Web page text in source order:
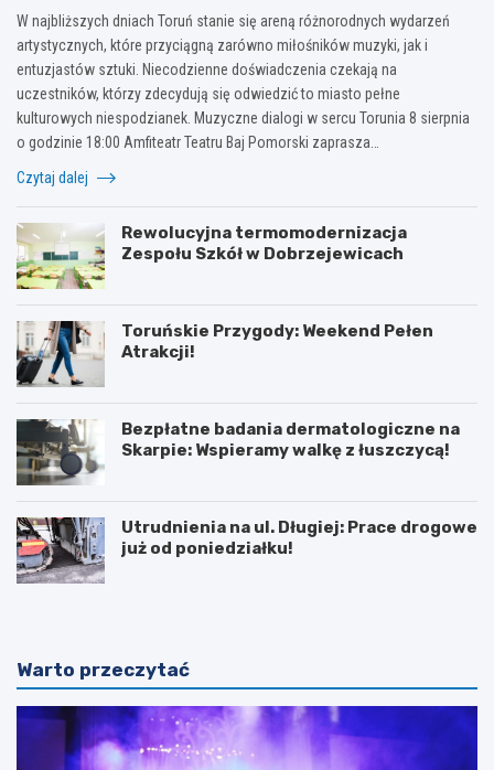
W najbliższych dniach Toruń stanie się areną różnorodnych wydarzeń
artystycznych, które przyciągną zarówno miłośników muzyki, jak i
entuzjastów sztuki. Niecodzienne doświadczenia czekają na
uczestników, którzy zdecydują się odwiedzić to miasto pełne
kulturowych niespodzianek. Muzyczne dialogi w sercu Torunia 8 sierpnia
o godzinie 18:00 Amfiteatr Teatru Baj Pomorski zaprasza…
Czytaj dalej
Rewolucyjna termomodernizacja
Zespołu Szkół w Dobrzejewicach
Toruńskie Przygody: Weekend Pełen
Atrakcji!
Bezpłatne badania dermatologiczne na
Skarpie: Wspieramy walkę z łuszczycą!
Utrudnienia na ul. Długiej: Prace drogowe
już od poniedziałku!
Warto przeczytać